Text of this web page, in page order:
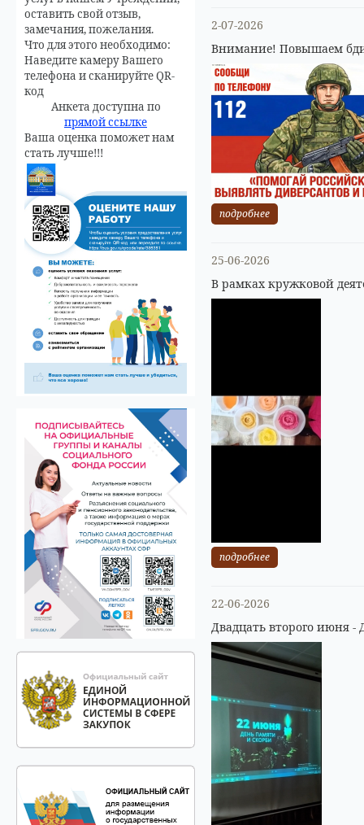
оставить свой отзыв,
замечания, пожелания.
Что для этого необходимо:
Наведите камеру Вашего
телефона и сканируйте QR-
код
Анкета доступна по
прямой ссылке
Ваша оценка поможет нам
стать лучше!!!
2-07-2026
Внимание! Повышаем
подробнее
25-06-2026
В рамках кружковой
подробнее
22-06-2026
Двадцать второго июня -